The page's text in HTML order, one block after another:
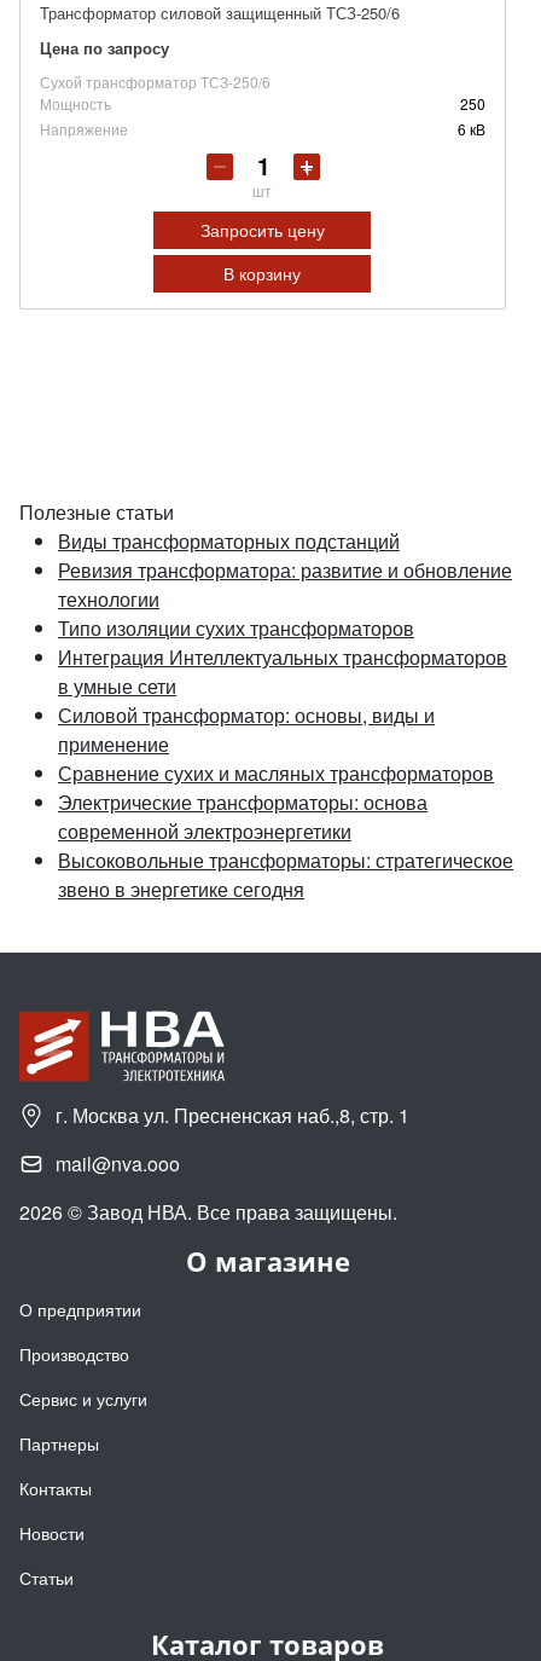
Трансформатор силовой защищенный ТСЗ-250/6
Цена по запросу
Сухой трансформатор ТСЗ-250/6
Мощность
250
Напряжение
6 кВ
шт
Запросить цену
В корзину
Полезные статьи
Виды трансформаторных подстанций
Ревизия трансформатора: развитие и обновление
технологии
Типо изоляции сухих трансформаторов
Интеграция Интеллектуальных трансформаторов
в умные сети
Силовой трансформатор: основы, виды и
применение
Сравнение сухих и масляных трансформаторов
Электрические трансформаторы: основа
современной электроэнергетики
Высоковольные трансформаторы: стратегическое
звено в энергетике сегодня
О магазине
О предприятии
Производство
Сервис и услуги
Партнеры
Контакты
Новости
Статьи
Каталог товаров
г. Москва ул. Пресненская наб.,8, стр. 1
mail@nva.ooo
2026 © Завод НВА. Все права защищены.